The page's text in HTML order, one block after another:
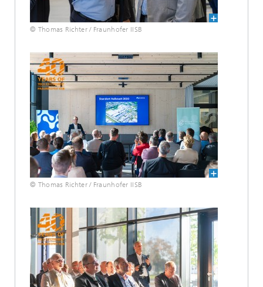
© Thomas Richter / Fraunhofer IISB
© Thomas Richter / Fraunhofer IISB